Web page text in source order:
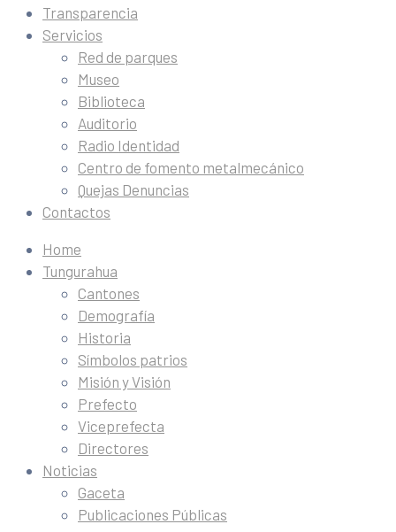
Transparencia
Servicios
Red de parques
Museo
Biblioteca
Auditorio
Radio Identidad
Centro de fomento metalmecánico
Quejas Denuncias
Contactos
Home
Tungurahua
Cantones
Demografía
Historia
Símbolos patrios
Misión y Visión
Prefecto
Viceprefecta
Directores
Noticias
Gaceta
Publicaciones Públicas